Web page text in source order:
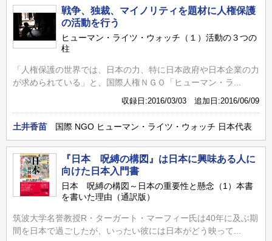
戦争、独裁、マイノリティを題材に人権保護
の活動を行う
ヒューマン・ライツ・ウォッチ（１）活動の３つの
柱
「人権保護の世界では、日本の力、特に日本政府や日本企業の力
が求められている」と、国際人権ＮＧＯ「ヒューマン・ラ...
収録日:2016/03/03 追加日:2016/06/09
土井香苗 国際 NGO ヒューマン・ライツ・ウォッチ 日本代表
『日本 呪縛の構図』は日本に興味ある人に
向けた日本入門書
日本 呪縛の構図～日本の重要性と懸念（1）本書
を書いた理由（通訳版）
筑波大学名誉教授R・ターガート・マーフィー氏は40年に及ぶ期
間を日本で過ごしたが、いったい彼には日本がどう映って...